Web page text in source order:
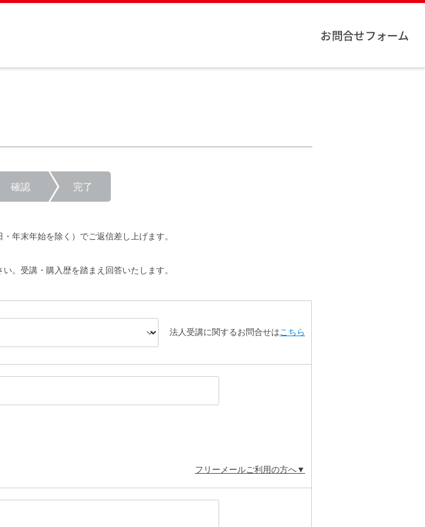
お問合せフォーム
確認 完了
年末年始を除く）でご返信差し上げます。
。受講・購入歴を踏まえ回答いたします。
法人受講に関するお問合せはこちら
フリーメールご利用の方へ